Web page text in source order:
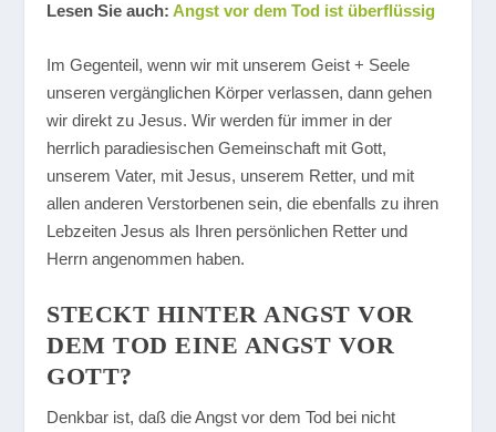
Lesen Sie auch:Angst vor dem Tod ist überflüssig
Im Gegenteil, wenn wir mit unserem Geist + Seele
unseren vergänglichen Körper verlassen, dann gehen
wir direkt zu Jesus. Wir werden für immer in der
herrlich paradiesischen Gemeinschaft mit Gott,
unserem Vater, mit Jesus, unserem Retter, und mit
allen anderen Verstorbenen sein, die ebenfalls zu ihren
Lebzeiten Jesus als Ihren persönlichen Retter und
Herrn angenommen haben.
STECKT HINTER ANGST VOR
DEM TOD EINE ANGST VOR
GOTT?
Denkbar ist, daß die Angst vor dem Tod bei nicht